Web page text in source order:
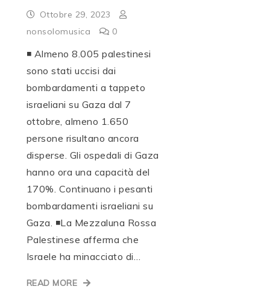
Ottobre 29, 2023
nonsolomusica
0
◾️ Almeno 8.005 palestinesi
sono stati uccisi dai
bombardamenti a tappeto
israeliani su Gaza dal 7
ottobre, almeno 1.650
persone risultano ancora
disperse. Gli ospedali di Gaza
hanno ora una capacità del
170%. Continuano i pesanti
bombardamenti israeliani su
Gaza. ◾La Mezzaluna Rossa
Palestinese afferma che
Israele ha minacciato di…
READ MORE